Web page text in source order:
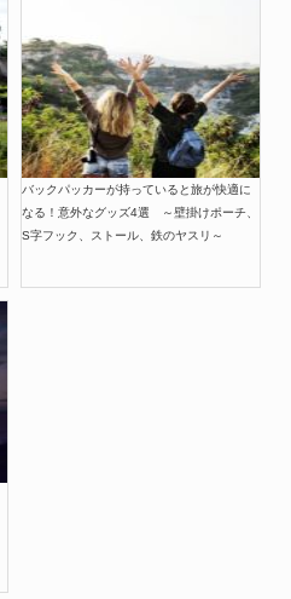
バックパッカーが持っていると旅が快適に
なる！意外なグッズ4選 ～壁掛けポーチ、
S字フック、ストール、鉄のヤスリ～